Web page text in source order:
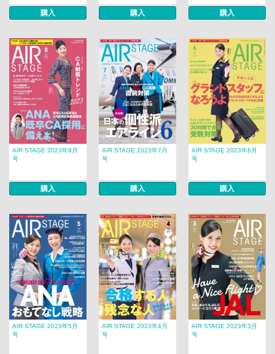
購入 購入 購入
AIR STAGE 2023年8月
号
購入
AIR STAGE 2023年7月
号
購入
AIR STAGE 2023年6月
号
購入
AIR STAGE 2023年5月
号
AIR STAGE 2023年4月
号
AIR STAGE 2023年3月
号